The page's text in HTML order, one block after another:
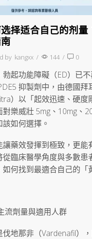
择适合自己的剂量
by kangxx / 144 / 0
起功能障礙（ED）已
抑製劑中，由德國拜
）以「起效迅速、硬度
樂威壯 5mg、10mg、
如何選擇。
藥效發揮到極致，更能
臨床醫學角度與多數患
何找到最適合自己的「
流劑量與適用人群
地那非（Vardenafil）